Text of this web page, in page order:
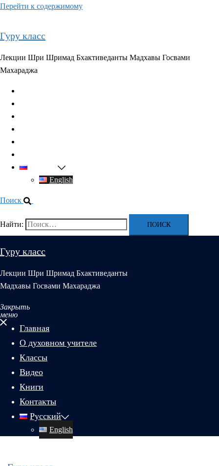
Перейти к содержимому
Гуру класс
Лекции Шри Шримад Бхактиведанты Мадхавы Госвами
Махараджа
English
Поиск
Найти:
Гуру класс
Лекции Шри Шримад Бхактиведанты
Мадхавы Госвами Махараджа
Закрыть
меню
Главная
О духовном учителе
Классы
Видео
Книги
Контакты
Русский
English